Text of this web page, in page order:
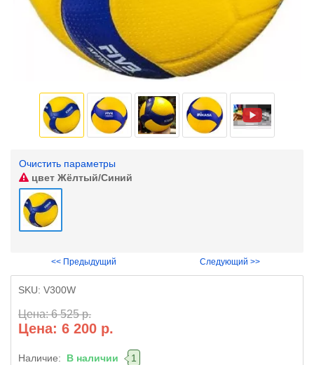
Очистить параметры
цвет Жёлтый/Синий
<< Предыдущий Следующий >>
SKU: V300W
Цена: 6 525 р.
Цена: 6 200 р.
Наличие: В наличии 1